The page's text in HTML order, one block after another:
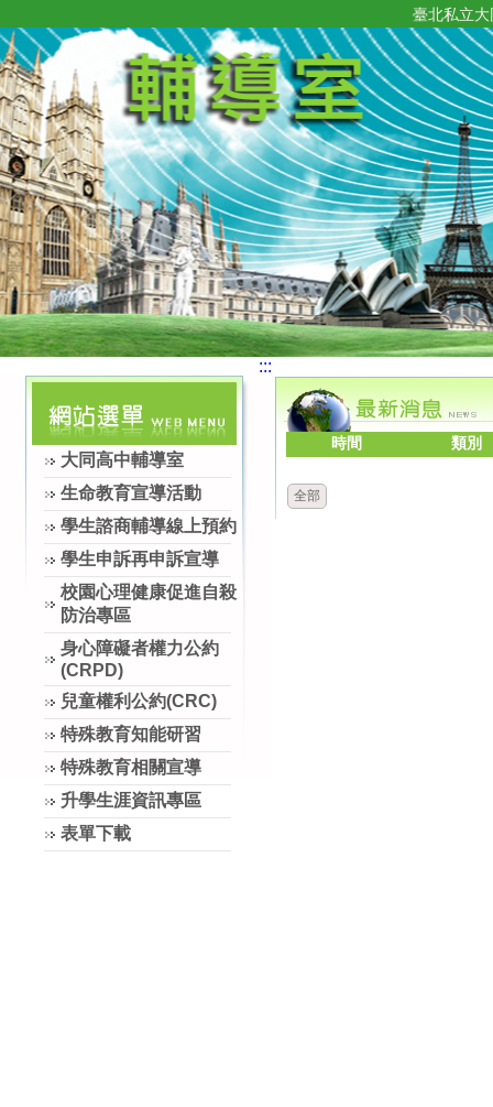
臺北私立
大同高中輔導室
生命教育宣導活動
學生諮商輔導線上預約
學生申訴再申訴宣導
校園心理健康促進自殺
防治專區
身心障礙者權力公約
(CRPD)
兒童權利公約(CRC)
特殊教育知能研習
特殊教育相關宣導
升學生涯資訊專區
表單下載
:::
時間 類別
全部